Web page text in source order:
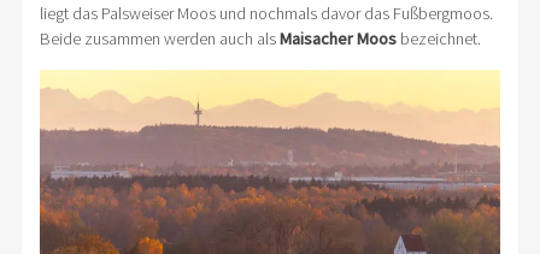
liegt das Palsweiser Moos und nochmals davor das Fußbergmoos.
Beide zusammen werden auch alsMaisacher Moosbezeichnet.